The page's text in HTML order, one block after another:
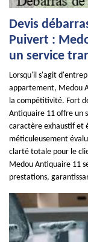
Devis
Puivert :
un service
Lorsqu'il s'agit
appartement, Medou
la compétitivité. Fort
Antiquaire 11 offre un
caractère exhaustif et
méticuleusement
clarté totale pour le
Medou Antiquaire 11
prestations,